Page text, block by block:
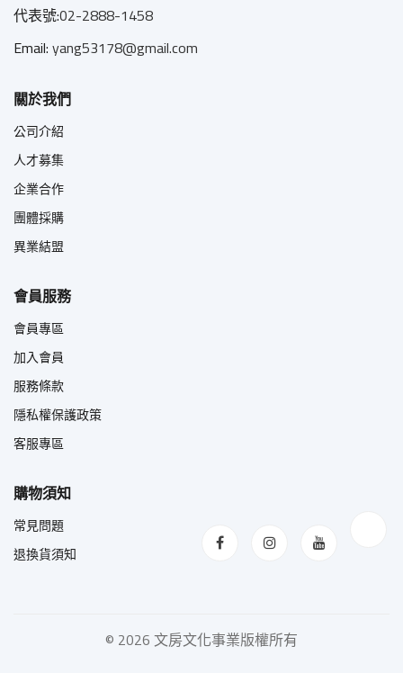
代表號:02-2888-1458
Email:yang53178@gmail.com
關於我們
公司介紹
人才募集
企業合作
團體採購
異業結盟
會員服務
會員專區
加入會員
服務條款
隱私權保護政策
客服專區
購物須知
常見問題
退換貨須知
© 2026 文房文化事業版權所有